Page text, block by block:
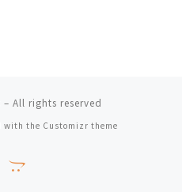
– All rights reserved
with the Customizr theme